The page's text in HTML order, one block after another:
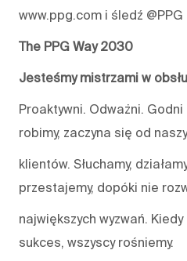
www.ppg.com i śledź @PPG
The PPG Way 2030
Jesteśmy mistrzami w
Proaktywni. Odważni.
robimy, zaczyna się od
klientów. Słuchamy,
przestajemy, dopóki nie
największych wyzwań.
sukces, wszyscy rośniemy.